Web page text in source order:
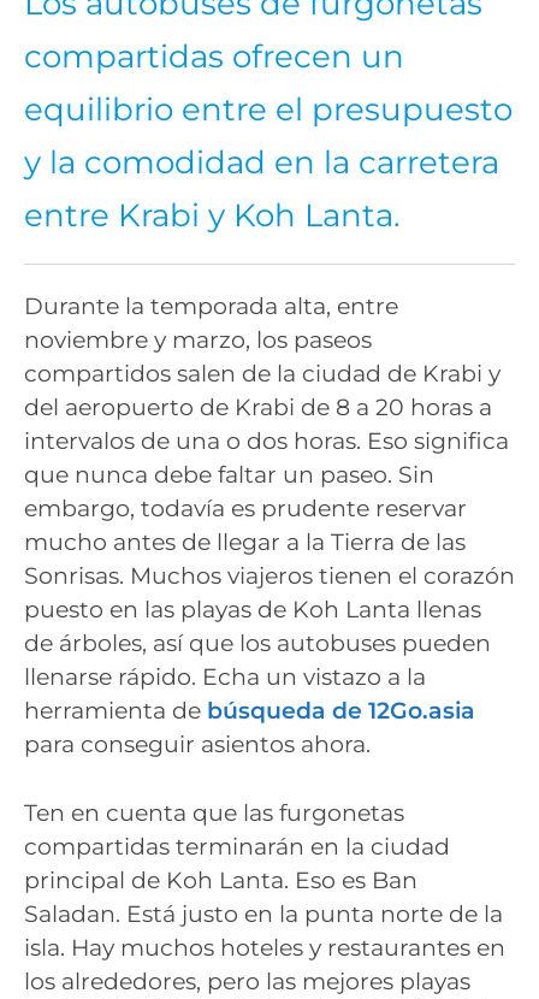
compartidas ofrecen un
equilibrio entre el presupuesto
y la comodidad en la carretera
entre Krabi y Koh Lanta.
Durante la temporada alta, entre
noviembre y marzo, los paseos
compartidos salen de la ciudad de Krabi y
del aeropuerto de Krabi de 8 a 20 horas a
intervalos de una o dos horas. Eso significa
que nunca debe faltar un paseo. Sin
embargo, todavía es prudente reservar
mucho antes de llegar a la Tierra de las
Sonrisas. Muchos viajeros tienen el corazón
puesto en las playas de Koh Lanta llenas
de árboles, así que los autobuses pueden
llenarse rápido. Echa un vistazo a la
herramienta de búsqueda de 12Go.asia
para conseguir asientos ahora.
Ten en cuenta que las furgonetas
compartidas terminarán en la ciudad
principal de Koh Lanta. Eso es Ban
Saladan. Está justo en la punta norte de la
isla. Hay muchos hoteles y restaurantes en
los alrededores, pero las mejores playas